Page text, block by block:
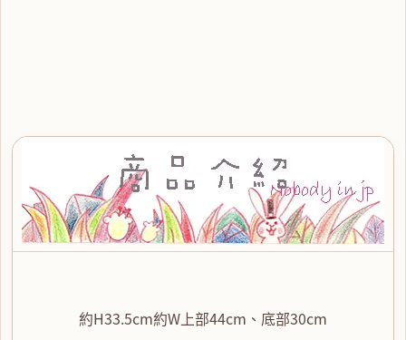
約H33.5cm約W上部44cm、底部30cm